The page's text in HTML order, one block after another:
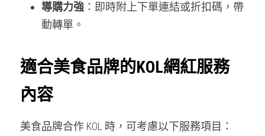
導購力強 ：即時附上下單連結或折扣碼，帶
動轉單。
適合美食品牌的KOL網紅服務
內容
美食品牌合作 KOL 時，可考慮以下服務項目：